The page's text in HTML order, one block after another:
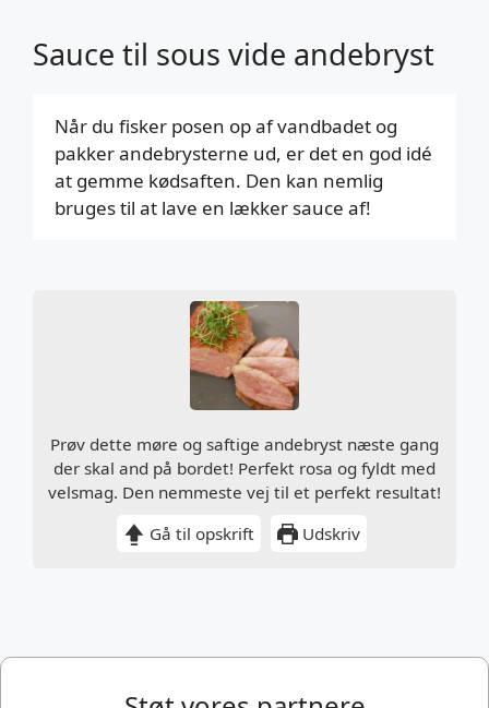
Prøv dette møre og saftige andebryst næste gang
der skal and på bordet! Perfekt rosa og fyldt med
velsmag. Den nemmeste vej til et perfekt resultat!
Gå til opskrift
Udskriv
Sauce til sous vide andebryst
Når du fisker posen op af vandbadet og
pakker andebrysterne ud, er det en god idé
at gemme kødsaften. Den kan nemlig
bruges til at lave en lækker sauce af!